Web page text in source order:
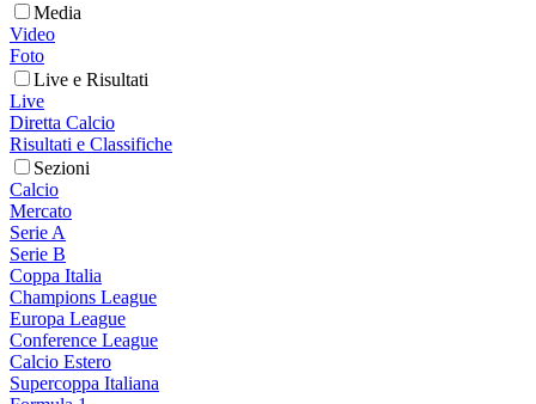
Media
Video
Foto
Live e Risultati
Live
Diretta Calcio
Risultati e Classifiche
Sezioni
Calcio
Mercato
Serie A
Serie B
Coppa Italia
Champions League
Europa League
Conference League
Calcio Estero
Supercoppa Italiana